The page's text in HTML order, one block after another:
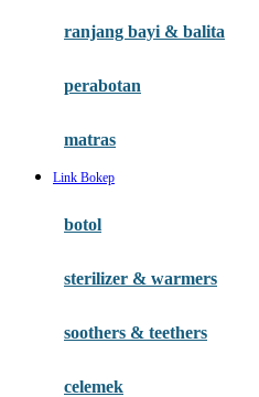
Haenim
Hauck
Havaianas
Hybrid
I
Inlacta DHA
ranjang bayi & balita
perabotan
matras
Link Bokep
botol
sterilizer & warmers
soothers & teethers
celemek